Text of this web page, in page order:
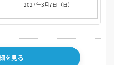
2027年3月7日（日）
を見る